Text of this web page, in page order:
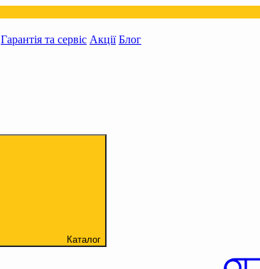
Гарантія та сервіс Акції Блог
Каталог